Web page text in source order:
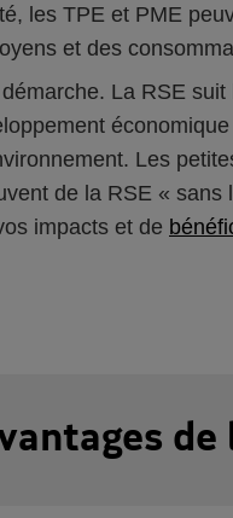
les TPE et PME
et des
La RSE suit
Les
de la RSE « sans
impacts et de
de